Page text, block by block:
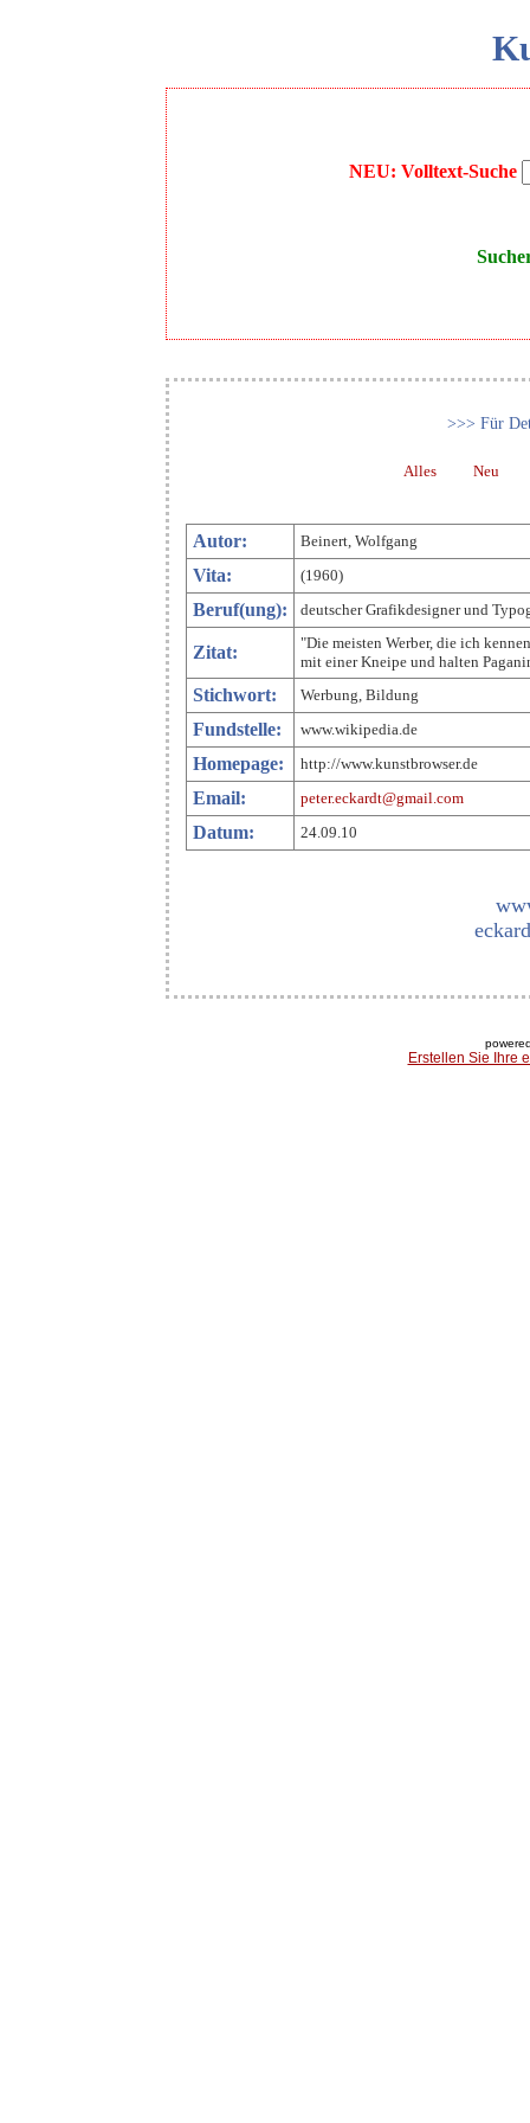
NEU: Volltext-Suche
>>> Für
Alles Neu
Autor: Beinert, Wolfgang
Vita: (1960)
Beruf(ung): deutscher Grafikdesigner und
Zitat:
"Die meisten Werber, die ich
mit einer Kneipe und halten
Stichwort: Werbung, Bildung
Fundstelle: www.wikipedia.de
Homepage: http://www.kunstbrowser.de
Email: peter.eckardt@gmail.com
Datum: 24.09.10
Erstellen Sie Ihre